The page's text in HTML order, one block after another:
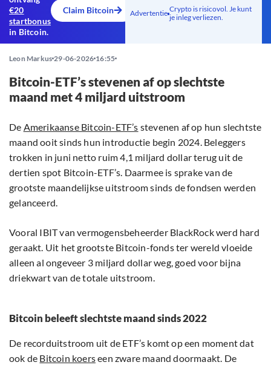
€20
startbonus
in Bitcoin.
Claim Bitcoin Advertentie Crypto is risicovol. Je kunt
je inleg verliezen.
Leon Markus 29-06-2026 16:55
Bitcoin-ETF’s stevenen af op slechtste
maand met 4 miljard uitstroom
De Amerikaanse Bitcoin-ETF’s stevenen af op hun slechtste
maand ooit sinds hun introductie begin 2024. Beleggers
trokken in juni netto ruim 4,1 miljard dollar terug uit de
dertien spot Bitcoin-ETF’s. Daarmee is sprake van de
grootste maandelijkse uitstroom sinds de fondsen werden
gelanceerd.
Vooral IBIT van vermogensbeheerder BlackRock werd hard
geraakt. Uit het grootste Bitcoin-fonds ter wereld vloeide
alleen al ongeveer 3 miljard dollar weg, goed voor bijna
driekwart van de totale uitstroom.
Bitcoin beleeft slechtste maand sinds 2022
De recorduitstroom uit de ETF’s komt op een moment dat
ook de Bitcoin koerseen zware maand doormaakt. De